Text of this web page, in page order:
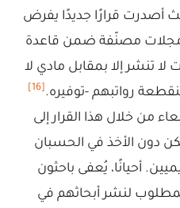
أصدرت قرارًا جديدًا يفرض
مجلات مصنّفة ضمن قاعدة
تنشر إلا بمقابل مادي لا
رواتبهم -توفيره. [16]
من خلال هذا القرار إلى
دون الأخذ في الحسبان
أحيانًا، يُعفى باحثون
لنشر أبحاثهم في